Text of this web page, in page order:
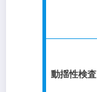
動揺性検査